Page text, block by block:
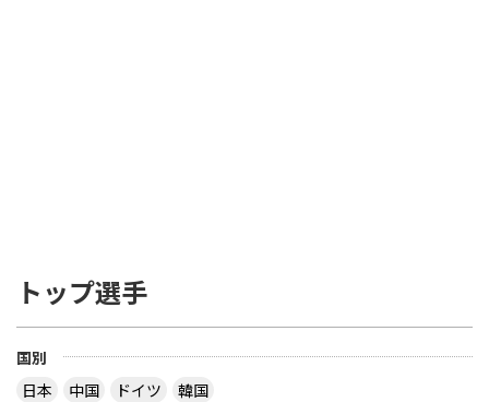
トップ選手
国別
日本
中国 ドイツ
韓国